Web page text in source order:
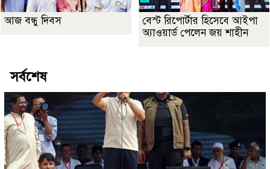
আজ বন্ধু দিবস
বেস্ট রিপোর্টার হিসেবে আইপা
অ্যাওয়ার্ড পেলেন জয় শাহীন
সর্বশেষ